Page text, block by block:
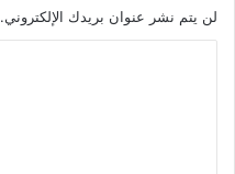
لن يتم نشر عنوان بريدك الإلكتروني.